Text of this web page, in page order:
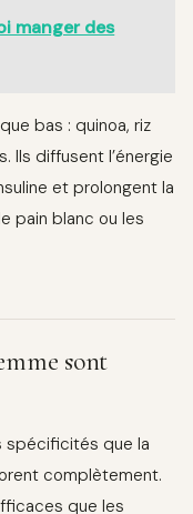
manger des
bas : quinoa, riz
Ils diffusent l’énergie
et prolongent la
pain blanc ou les
sont
spécificités que la
complètement.
que les